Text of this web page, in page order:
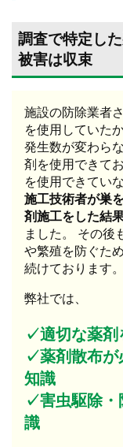
調査で特定し
被害は収束
施設の防除業者
を使用していた
発生数が変わら
剤を使用できて
を使用できてい
施工技術者が巣
剤施工をした結
ました。 その後
や繁殖を防ぐため
続けております。
弊社では、
✓適切な薬剤
✓薬剤散布が
知識
✓害虫駆除・
識